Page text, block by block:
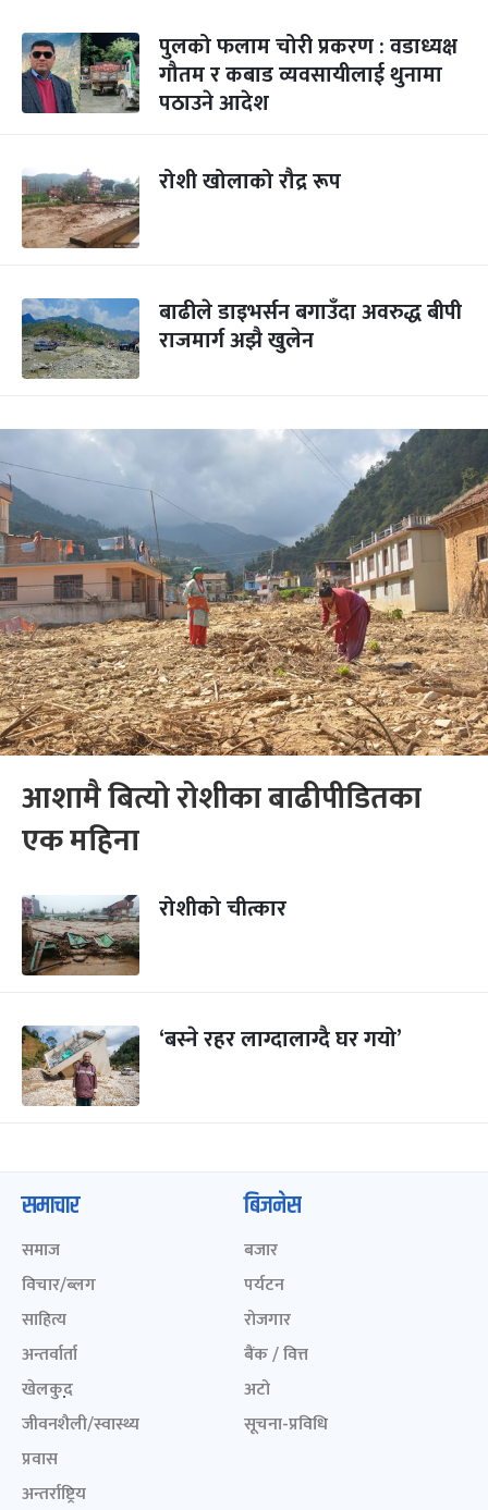
पुलको फलाम चोरी प्रकरण : वडाध्यक्ष
गौतम र कबाड व्यवसायीलाई थुनामा
पठाउने आदेश
रोशी खोलाको रौद्र रूप
बाढीले डाइभर्सन बगाउँदा अवरुद्ध बीपी
राजमार्ग अझै खुलेन
आशामै बित्यो रोशीका बाढीपीडितका
एक महिना
रोशीको चीत्कार
‘बस्ने रहर लाग्दालाग्दै घर गयो’
समाचार
समाज
विचार/ब्लग
साहित्य
अन्तर्वार्ता
खेलकुद़़
जीवनशैली/स्वास्थ्य
प्रवास
अन्तर्राष्ट्रिय
बिजनेस
बजार
पर्यटन
रोजगार
बैंक / वित्त
अटो
सूचना-प्रविधि